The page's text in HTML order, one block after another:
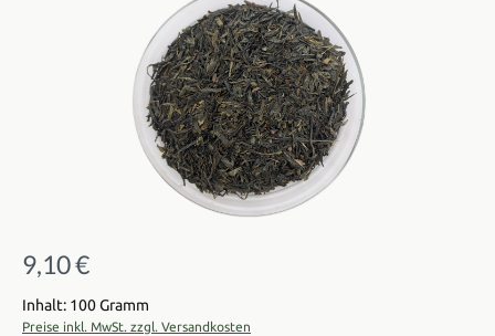
Regulärer Preis:
9,10 €
Inhalt: 100 Gramm
Preise inkl. MwSt. zzgl. Versandkosten